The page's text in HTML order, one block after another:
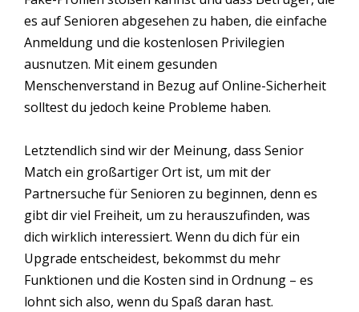
es auf Senioren abgesehen zu haben, die einfache
Anmeldung und die kostenlosen Privilegien
ausnutzen. Mit einem gesunden
Menschenverstand in Bezug auf Online-Sicherheit
solltest du jedoch keine Probleme haben.
Letztendlich sind wir der Meinung, dass Senior
Match ein großartiger Ort ist, um mit der
Partnersuche für Senioren zu beginnen, denn es
gibt dir viel Freiheit, um zu herauszufinden, was
dich wirklich interessiert. Wenn du dich für ein
Upgrade entscheidest, bekommst du mehr
Funktionen und die Kosten sind in Ordnung – es
lohnt sich also, wenn du Spaß daran hast.